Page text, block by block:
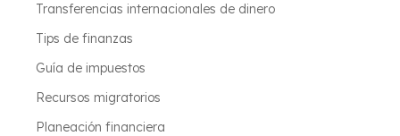
Transferencias internacionales de dinero
Tips de finanzas
Guía de impuestos
Recursos migratorios
Planeación financiera